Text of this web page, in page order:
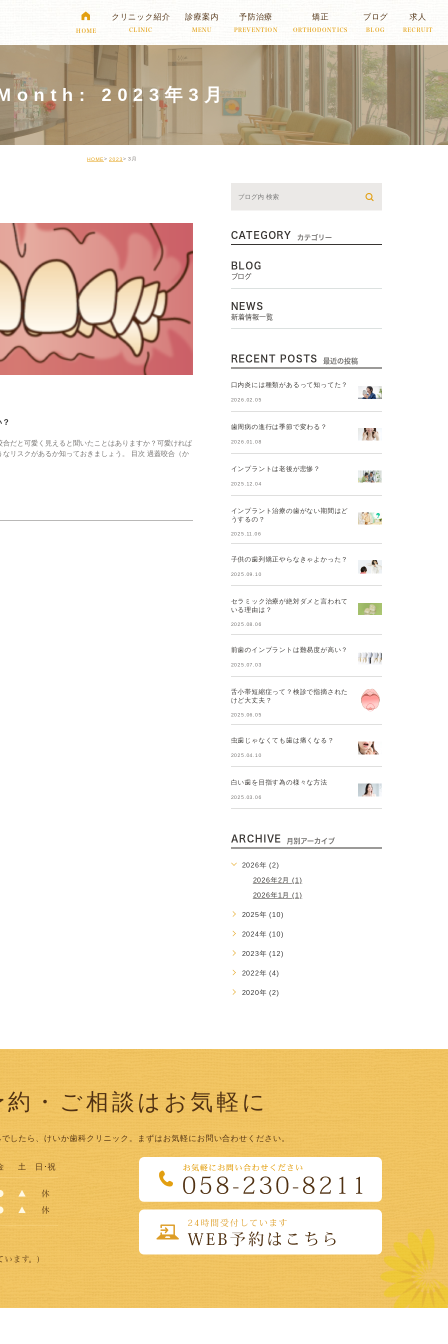
HOME
クリニック紹介
CLINIC
診療案内
MENU
予防治療
PREVENTION
矯正
ORTHODONTICS
ブログ
BLOG
求人
RECRUIT
2023年3月
HOME 2023 3月
だと可愛く見えると聞いたことはありますか？可愛ければ
リスクがあるか知っておきましょう。 目次 過蓋咬合（か
CATEGORY カテゴリー
BLOG
ブログ
NEWS
新着情報一覧
RECENT POSTS 最近の投稿
口内炎には種類があるって知ってた？
2026.02.05
歯周病の進行は季節で変わる？
2026.01.08
インプラントは老後が悲惨？
2025.12.04
インプラント治療の歯がない期間はど
うするの？
2025.11.06
子供の歯列矯正やらなきゃよかった？
2025.09.10
セラミック治療が絶対ダメと言われて
いる理由は？
2025.08.06
前歯のインプラントは難易度が高い？
2025.07.03
舌小帯短縮症って？検診で指摘された
けど大丈夫？
2025.06.05
虫歯じゃなくても歯は痛くなる？
2025.04.10
白い歯を目指す為の様々な方法
2025.03.06
ARCHIVE 月別アーカイブ
2026年 (2)
2026年2月 (1)
2026年1月 (1)
2025年 (10)
2024年 (10)
2023年 (12)
2022年 (4)
2020年 (2)
約・ご相談はお気軽に
したら、 けいか歯科クリニック。 まずはお気軽にお問い合わせください。
土 日･祝
▲ 休
▲ 休
います。)